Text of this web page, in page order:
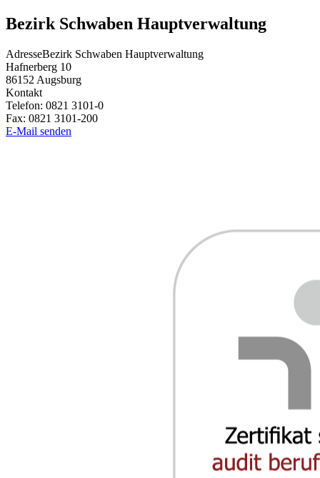
Bezirk Schwaben Hauptverwaltung
AdresseBezirk Schwaben Hauptverwaltung
Hafnerberg 10
86152 Augsburg
Kontakt
Telefon: 0821 3101-0
Fax: 0821 3101-200
E-Mail senden